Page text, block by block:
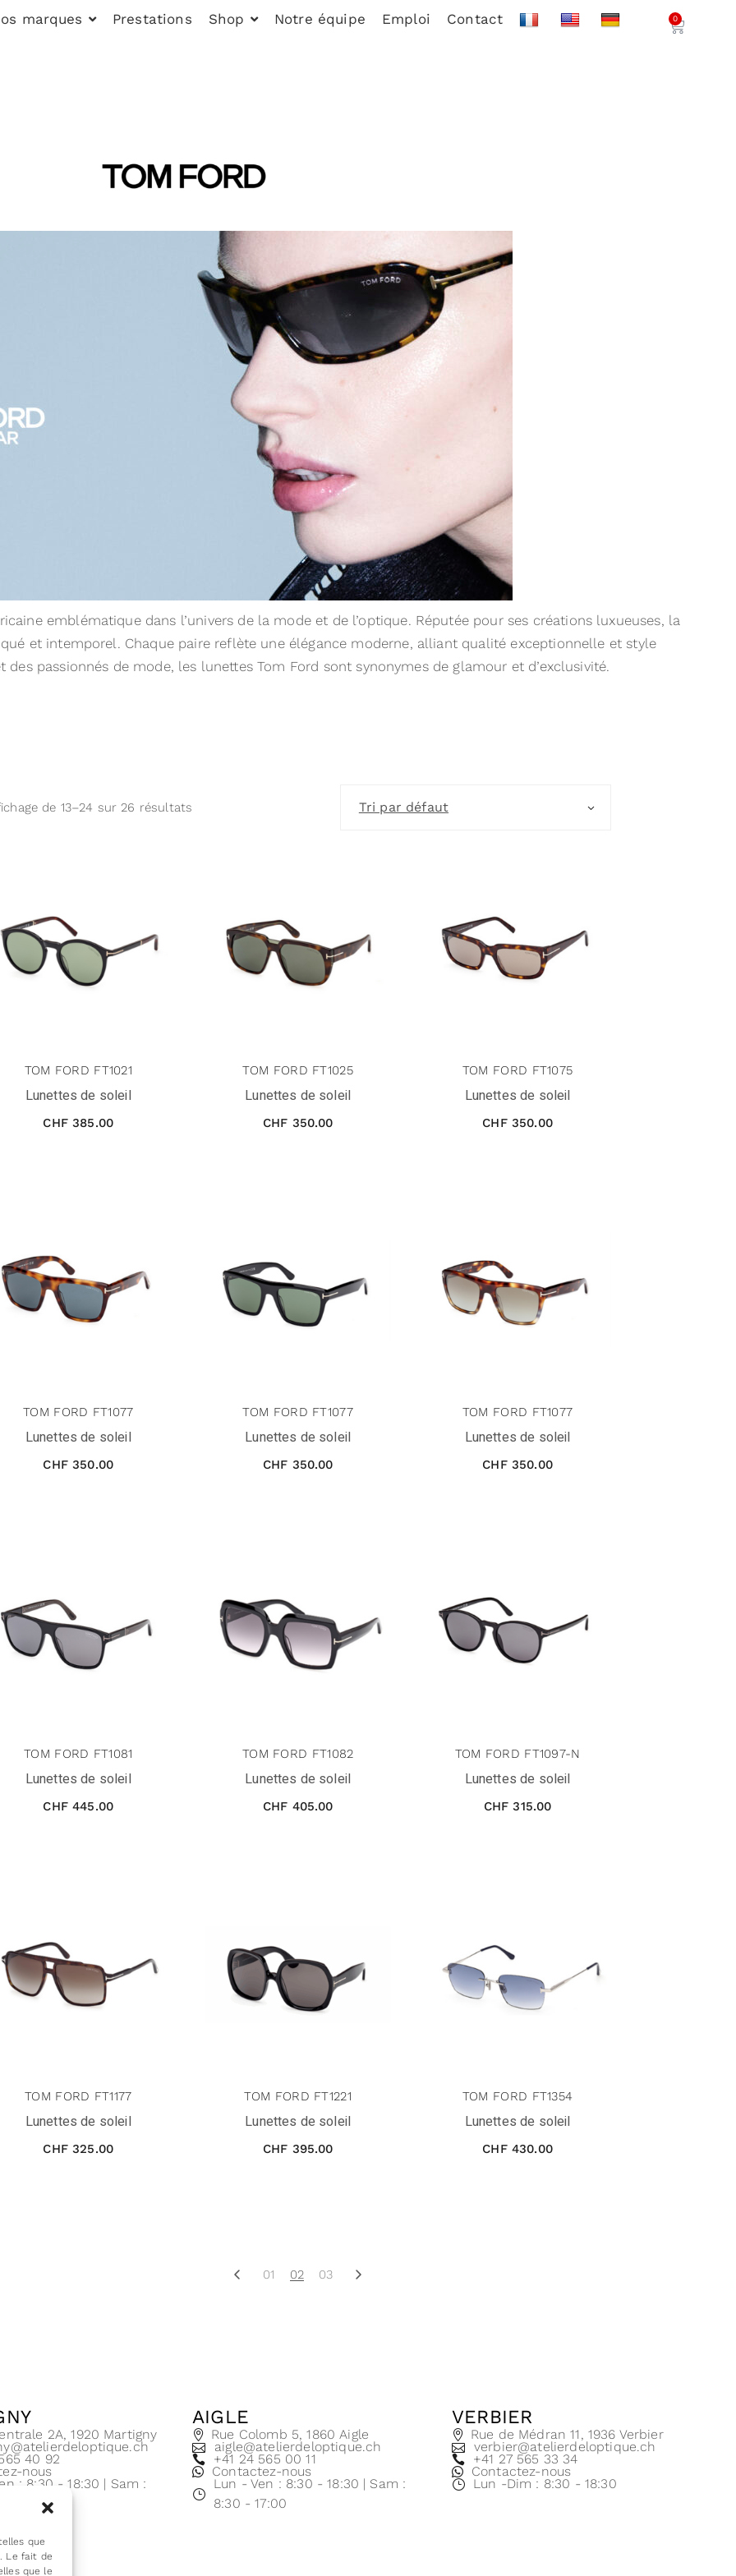
que
Le fait de
que le
marques Prestations Shop Notre équipe Emploi Contact 0
emblématique dans l’univers de la mode et de l’optique. Réputée pour ses créations luxueuses, la
et intemporel. Chaque paire reflète une élégance moderne, alliant qualité exceptionnelle et style
passionnés de mode, les lunettes Tom Ford sont synonymes de glamour et d’exclusivité.
de 13–24 sur 26 résultats Tri par défaut
TOM FORD FT1021
Lunettes de soleil
CHF385.00
TOM FORD FT1025
Lunettes de soleil
CHF 350.00
TOM FORD FT1075
Lunettes de soleil
CHF350.00
TOM FORD FT1077
Lunettes de soleil
CHF350.00
TOM FORD FT1077
Lunettes de soleil
CHF 350.00
TOM FORD FT1077
Lunettes de soleil
CHF350.00
TOM FORD FT1081
Lunettes de soleil
CHF445.00
TOM FORD FT1082
Lunettes de soleil
CHF 405.00
TOM FORD FT1097-N
Lunettes de soleil
CHF 315.00
TOM FORD FT1177
Lunettes de soleil
CHF325.00
TOM FORD FT1221
Lunettes de soleil
CHF 395.00
TOM FORD FT1354
Lunettes de soleil
CHF430.00
01 02 03
2A, 1920 Martigny
40 92
nous
: 8:30 - 18:30 | Sam :
AIGLE
Rue Colomb 5, 1860 Aigle
aigle@atelierdeloptique.ch
+41 24 565 00 11
Contactez-nous
Lun - Ven : 8:30 - 18:30 | Sam :
8:30 - 17:00
VERBIER
Rue de Médran 11, 1936 Verbier
verbier@atelierdeloptique.ch
+41 27 565 33 34
Contactez-nous
Lun -Dim : 8:30 - 18:30